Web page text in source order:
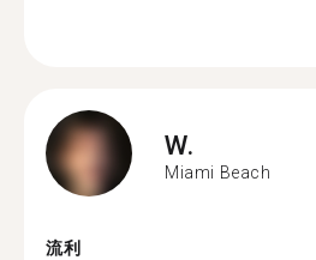
W.
Miami Beach
流利